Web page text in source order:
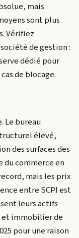
mais
sont plus
Vérifiez
de gestion :
dédié pour
de blocage.
Le bureau
élevé,
des surfaces des
du commerce en
mais les prix
entre SCPI est
leurs actifs
immobilier de
pour une raison